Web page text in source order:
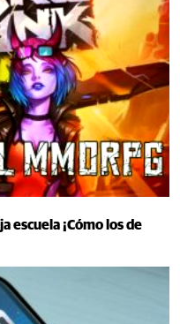
escuela ¡Cómo los de